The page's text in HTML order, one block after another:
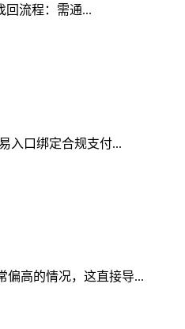
回流程：需通...
入口绑定合规支付...
偏高的情况，这直接导...